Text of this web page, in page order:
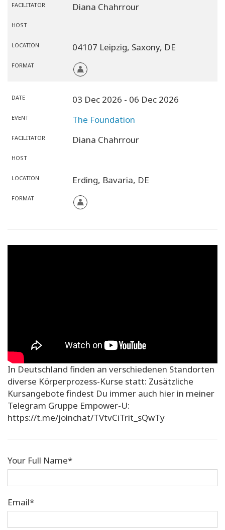
FACILITATOR Diana Chahrrour
HOST
LOCATION 04107 Leipzig, Saxony, DE
FORMAT
DATE 03 Dec 2026 - 06 Dec 2026
EVENT The Foundation
FACILITATOR Diana Chahrrour
HOST
LOCATION Erding, Bavaria, DE
FORMAT
In Deutschland finden an verschiedenen Standorten
diverse Körperprozess-Kurse statt: Zusätzliche
Kursangebote findest Du immer auch hier in meiner
Telegram Gruppe Empower-U:
https://t.me/joinchat/TVtvCiTrit_sQwTy
Your Full Name*
Email*